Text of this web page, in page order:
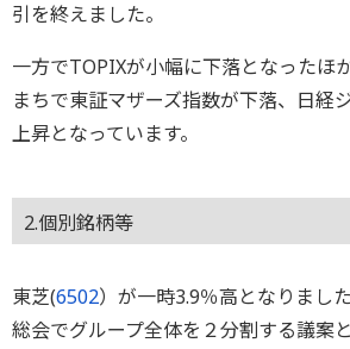
引を終えました。
一方でTOPIXが小幅に下落となったほ
まちで東証マザーズ指数が下落、日経
上昇となっています。
2.個別銘柄等
東芝(6502）が一時3.9％高となりまし
総会でグループ全体を２分割する議案